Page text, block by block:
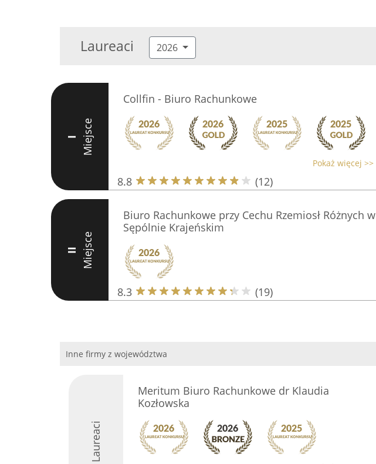
Laureaci 2026
I Miejsce
Collfin - Biuro Rachunkowe
Pokaż więcej >>
8.8 (12)
II Miejsce
Biuro Rachunkowe przy Cechu Rzemiosł Różnych w
Sępólnie Krajeńskim
8.3 (19)
Inne firmy z województwa
Laureaci
Meritum Biuro Rachunkowe dr Klaudia
Kozłowska